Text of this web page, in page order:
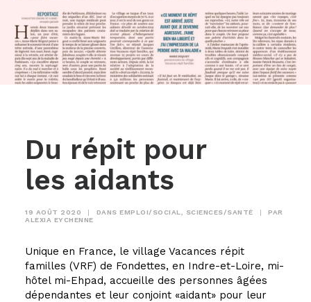
Du répit pour
les aidants
19 AOÛT 2020 | DANS EMPLOI/SOCIAL SCIENCES/SANTÉ |
PAR
ALEXIA EYCHENNE
Unique en France, le village Vacances répit
familles (VRF) de Fondettes, en Indre-et-Loire, mi-
hôtel mi-Ehpad, accueille des personnes âgées
dépendantes et leur conjoint «aidant» pour leur